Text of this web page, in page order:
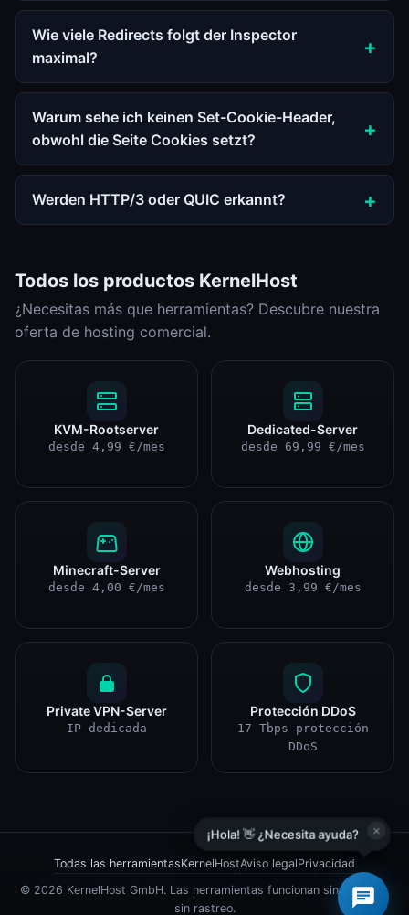
Wie viele Redirects folgt der Inspector
maximal?
Warum sehe ich keinen Set-Cookie-Header,
obwohl die Seite Cookies setzt?
Werden HTTP/3 oder QUIC erkannt?
Todos los productos KernelHost
¿Necesitas más que herramientas? Descubre nuestra
oferta de hosting comercial.
KVM-Rootserver
desde 4,99 €/mes
Dedicated-Server
desde 69,99 €/mes
Minecraft-Server
desde 4,00 €/mes
Webhosting
desde 3,99 €/mes
Private VPN-Server
IP dedicada
Protección DDoS
17 Tbps protección
DDoS
Todas las herramientasKernelHostAviso legalPrivacidad
© 2026 KernelHost GmbH. Las herramientas funcionan sin registro,
sin rastreo.
×
¡Hola! 👋 ¿Necesita ayuda?